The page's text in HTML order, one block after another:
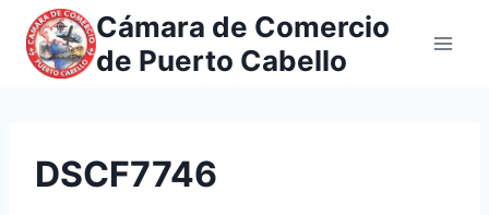
Saltar
contenido
Cámara de Comercio
de Puerto Cabello
DSCF7746